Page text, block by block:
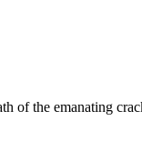
of the emanating